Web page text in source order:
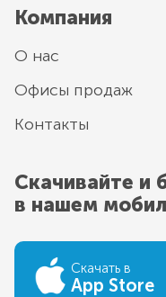
Компания
О нас
Офисы продаж
Контакты
Скачивайте и
в нашем
Скачать в
App Store